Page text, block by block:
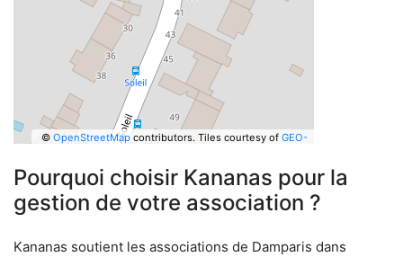
© OpenStreetMapcontributors. Tiles courtesy of GEO-
Pourquoi choisir Kananas pour la
gestion de votre association ?
Kananas soutient les associations de Damparis dans